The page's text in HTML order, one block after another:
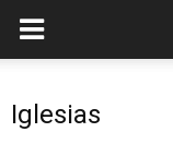
Iglesias